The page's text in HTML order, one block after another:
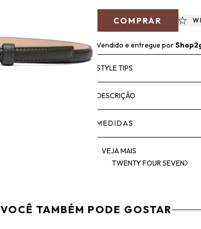
COMPRAR
Vendido e entregue por
STYLE TIPS
DESCRIÇÃO
MEDIDAS
VEJA MAIS
TWENTY FOUR SEVEN
VOCÊ TAMBÉM PODE GOSTAR